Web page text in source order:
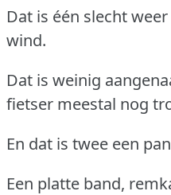
Dat is één slecht
wind.
Dat is weinig
fietser meestal nog
En dat is twee een
Een platte band,